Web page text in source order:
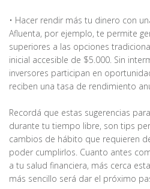
• Hacer rendir más tu dinero con
Afluenta, por ejemplo, te permite
superiores a las opciones
inicial accesible de $5.000. Sin
inversores participan en
reciben una tasa de rendimiento
Recordá que estas sugerencias
durante tu tiempo libre, son tips
cambios de hábito que requieren
poder cumplirlos. Cuanto antes
a tu salud financiera, más cerca
más sencillo será dar el próximo